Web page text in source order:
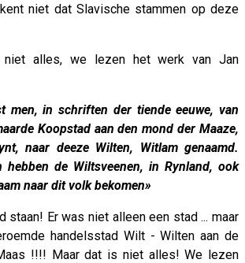
niet dat Slavische stammen op deze
alles, we lezen het werk van Jan
men, in schriften der tiende eeuwe, van
Koopstad aan den mond der Maaze,
naar deeze Wilten, Witlam genaamd.
hebben de Wiltsveenen, in Rynland, ook
naar dit volk bekomen»
staan! Er was niet alleen een stad ... maar
handelsstad Wilt - Wilten aan de
!!!! Maar dat is niet alles! We lezen